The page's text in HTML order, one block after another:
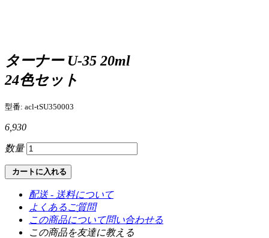
ターナー U-35 20ml
24色セット
型番: acl-tSU350003
6,930
数量
カートに入れる
配送 - 送料について
よくあるご質問
この商品について問い合わせる
この商品を友達に教える